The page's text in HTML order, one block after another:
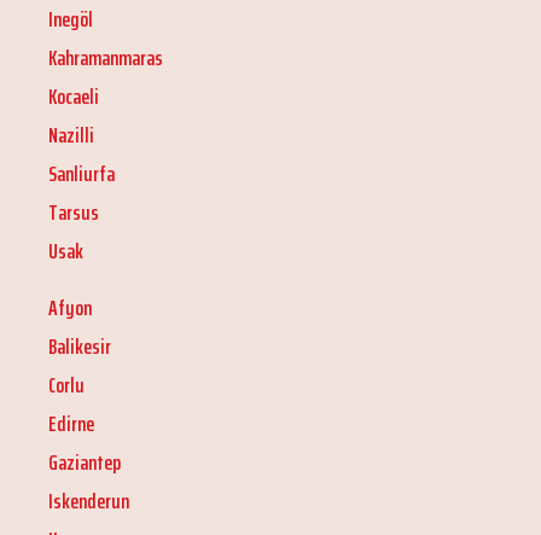
Inegöl
Kahramanmaras
Kocaeli
Nazilli
Sanliurfa
Tarsus
Usak
Afyon
Balikesir
Corlu
Edirne
Gaziantep
Iskenderun